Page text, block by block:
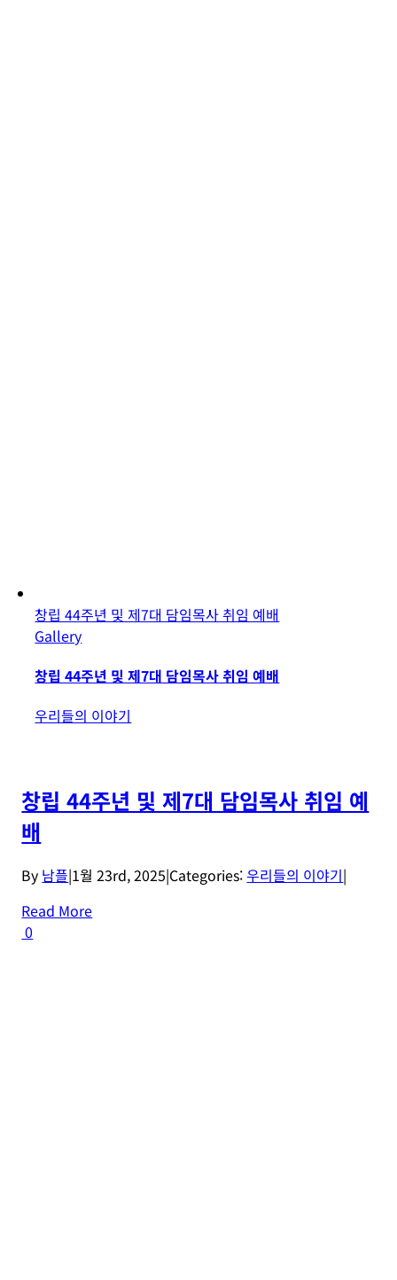
창립 44주년 및 제7대 담임목사 취임 예배
Gallery
창립 44주년 및 제7대 담임목사 취임 예배
우리들의 이야기
창립 44주년 및 제7대 담임목사 취임 예
배
By 남플|1월 23rd, 2025|Categories:우리들의 이야기|
Read More
0